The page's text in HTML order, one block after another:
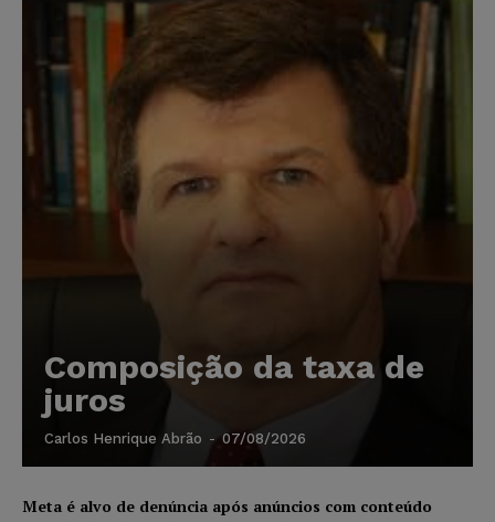
Composição da taxa de
juros
Carlos Henrique Abrão - 07/08/2026
Meta é alvo de denúncia após anúncios com conteúdo